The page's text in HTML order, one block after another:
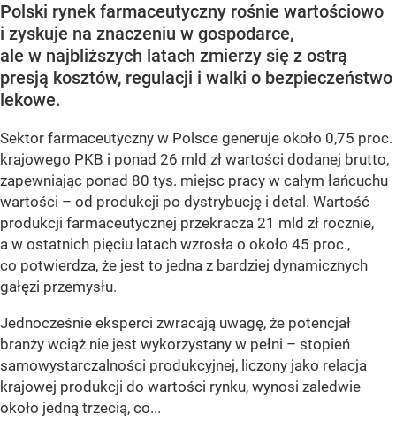
Polski rynek farmaceutyczny rośnie wartościowo
i zyskuje na znaczeniu w gospodarce,
ale w najbliższych latach zmierzy się z ostrą
presją kosztów, regulacji i walki o bezpieczeństwo
lekowe.
Sektor farmaceutyczny w Polsce generuje około 0,75 proc.
krajowego PKB i ponad 26 mld zł wartości dodanej brutto,
zapewniając ponad 80 tys. miejsc pracy w całym łańcuchu
wartości – od produkcji po dystrybucję i detal. Wartość
produkcji farmaceutycznej przekracza 21 mld zł rocznie,
a w ostatnich pięciu latach wzrosła o około 45 proc.,
co potwierdza, że jest to jedna z bardziej dynamicznych
gałęzi przemysłu.
Jednocześnie eksperci zwracają uwagę, że potencjał
branży wciąż nie jest wykorzystany w pełni – stopień
samowystarczalności produkcyjnej, liczony jako relacja
krajowej produkcji do wartości rynku, wynosi zaledwie
około jedną trzecią, co...